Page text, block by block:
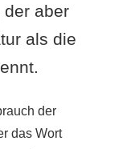
der aber
als die
der
das Wort